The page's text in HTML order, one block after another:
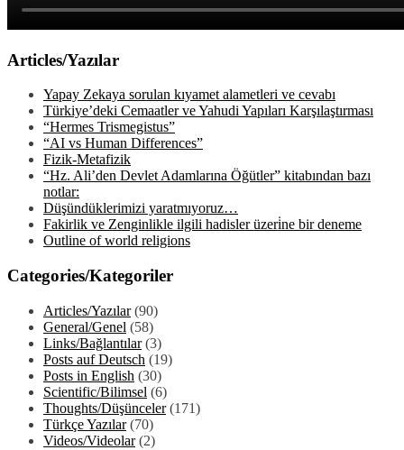
Articles/Yazılar
Yapay Zekaya sorulan kıyamet alametleri ve cevabı
Türkiye’deki Cemaatler ve Yahudi Yapıları Karşılaştırması
“Hermes Trismegistus”
“AI vs Human Differences”
Fizik-Metafizik
“Hz. Ali’den Devlet Adamlarına Öğütler” kitabından bazı
notlar:
Düşündüklerimizi yaratmıyoruz…
Fakirlik ve Zenginlikle ilgili hadisler üzeri̇ne bir deneme
Outline of world religions
Categories/Kategoriler
Articles/Yazılar(90)
General/Genel (58)
Links/Bağlantılar(3)
Posts auf Deutsch (19)
Posts in English (30)
Scientific/Bilimsel (6)
Thoughts/Düşünceler(171)
Türkçe Yazılar(70)
Videos/Videolar(2)